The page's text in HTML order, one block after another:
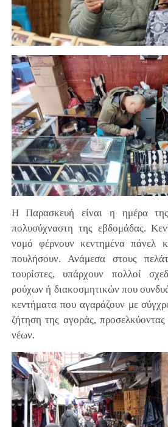
Η Παρασκευή είναι η ημέρα
πολυσύχναστη της εβδομάδας.
νομό φέρνουν κεντημένα πάνελ
πουλήσουν. Ανάμεσα στους
τουρίστες, υπάρχουν πολλοί
ρούχων ή διακοσμητικών που
κεντήματα που αγαράζουν με
ζήτηση της αγοράς,
νέων.